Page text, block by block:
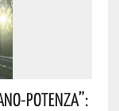
Potenza”: